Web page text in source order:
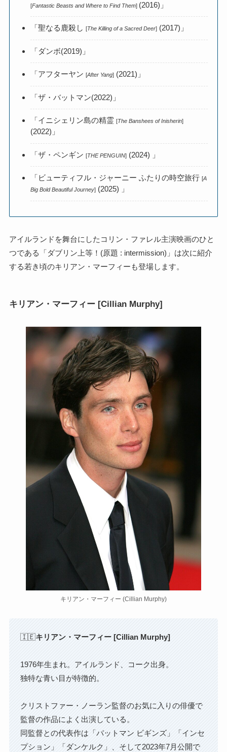
[Fantastic Beasts and Where to Find Them] (2016)」
「聖なる鹿殺し[The Killing of a Sacred Deer] (2017)」
「ダンボ(2019)」
「アフターヤン[After Yang] (2021)」
「ザ・バットマン(2022)」
「イニシェリン島の精霊[The Banshees of Inisherin]
(2022)」
「ザ・ペンギン[THE PENGUIN] (2024) 」
「ビューティフル・ジャーニー ふたりの時空旅行[A
Big Bold Beautiful Journey] (2025) 」
アイルランドを舞台にしたコリン・ファレル主演映画のひと
つである「ダブリン上等！(原題 : intermission)」は次に紹介
する若き頃のキリアン・マーフィーも登場します。
キリアン・マーフィー [Cillian Murphy]
キリアン・マーフィー (Cillian Murphy)
🇮🇪キリアン・マーフィー [Cillian Murphy]
1976年生まれ。アイルランド、コーク出身。
独特な青い目が特徴的。
クリストファー・ノーラン監督のお気に入りの俳優で
監督の作品によく出演している。
同監督との代表作は「バットマン ビギンズ」「インセ
プション」「ダンケルク」、そして2023年7月公開で